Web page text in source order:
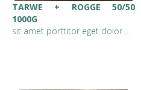
TARWE + ROGGE 50/50
1000G
sit amet porttitor eget dolor morbi non arcu risus quis varius quam quisque id diam